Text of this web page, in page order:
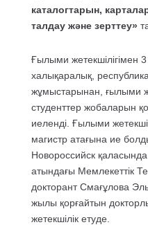
каталогтарын,
талдау және зерттеу»
Ғылыми жетекшілігімен
халықаралық,
жұмыстарынан, ғылыми
студенттер жобаларын
иеленді. Ғылыми
магистр атағына ие
Новороссийск
атындағы Мемлекеттік
докторант Смағұлова
жылы қорғайтын
жетекшілік етуде.